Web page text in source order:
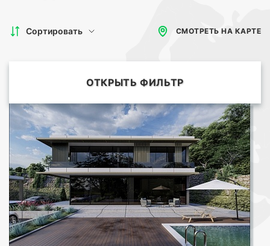
Сортировать СМОТРЕТЬ НА КАРТЕ
ОТКРЫТЬ ФИЛЬТР